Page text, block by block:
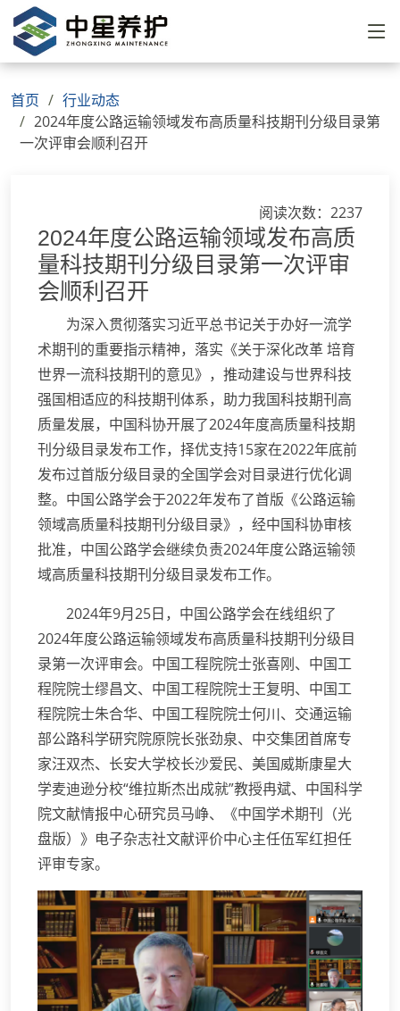
首页
行业动态
2024年度公路运输领域发布高质量科技期刊分级目录第
一次评审会顺利召开
阅读次数：2237
2024年度公路运输领域发布高质
量科技期刊分级目录第一次评审
会顺利召开
为深入贯彻落实习近平总书记关于办好一流学
术期刊的重要指示精神，落实《关于深化改革 培育
世界一流科技期刊的意见》，推动建设与世界科技
强国相适应的科技期刊体系，助力我国科技期刊高
质量发展，中国科协开展了2024年度高质量科技期
刊分级目录发布工作，择优支持15家在2022年底前
发布过首版分级目录的全国学会对目录进行优化调
整。中国公路学会于2022年发布了首版《公路运输
领域高质量科技期刊分级目录》，经中国科协审核
批准，中国公路学会继续负责2024年度公路运输领
域高质量科技期刊分级目录发布工作。
2024年9月25日，中国公路学会在线组织了
2024年度公路运输领域发布高质量科技期刊分级目
录第一次评审会。中国工程院院士张喜刚、中国工
程院院士缪昌文、中国工程院院士王复明、中国工
程院院士朱合华、中国工程院院士何川、交通运输
部公路科学研究院原院长张劲泉、中交集团首席专
家汪双杰、长安大学校长沙爱民、美国威斯康星大
学麦迪逊分校“维拉斯杰出成就”教授冉斌、中国科学
院文献情报中心研究员马峥、《中国学术期刊（光
盘版）》电子杂志社文献评价中心主任伍军红担任
评审专家。